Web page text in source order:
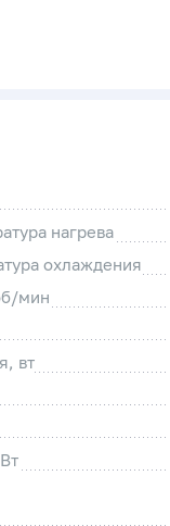
нагрева
охлаждения
мин
вт